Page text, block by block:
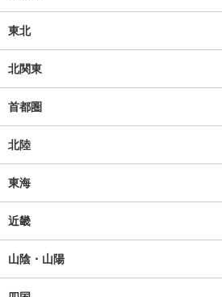
東北
北関東
首都圏
北陸
東海
近畿
山陰・山陽